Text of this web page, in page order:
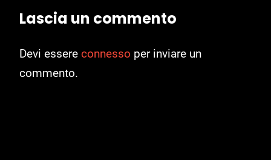
Lascia un commento
Devi essere connesso per inviare un
commento.